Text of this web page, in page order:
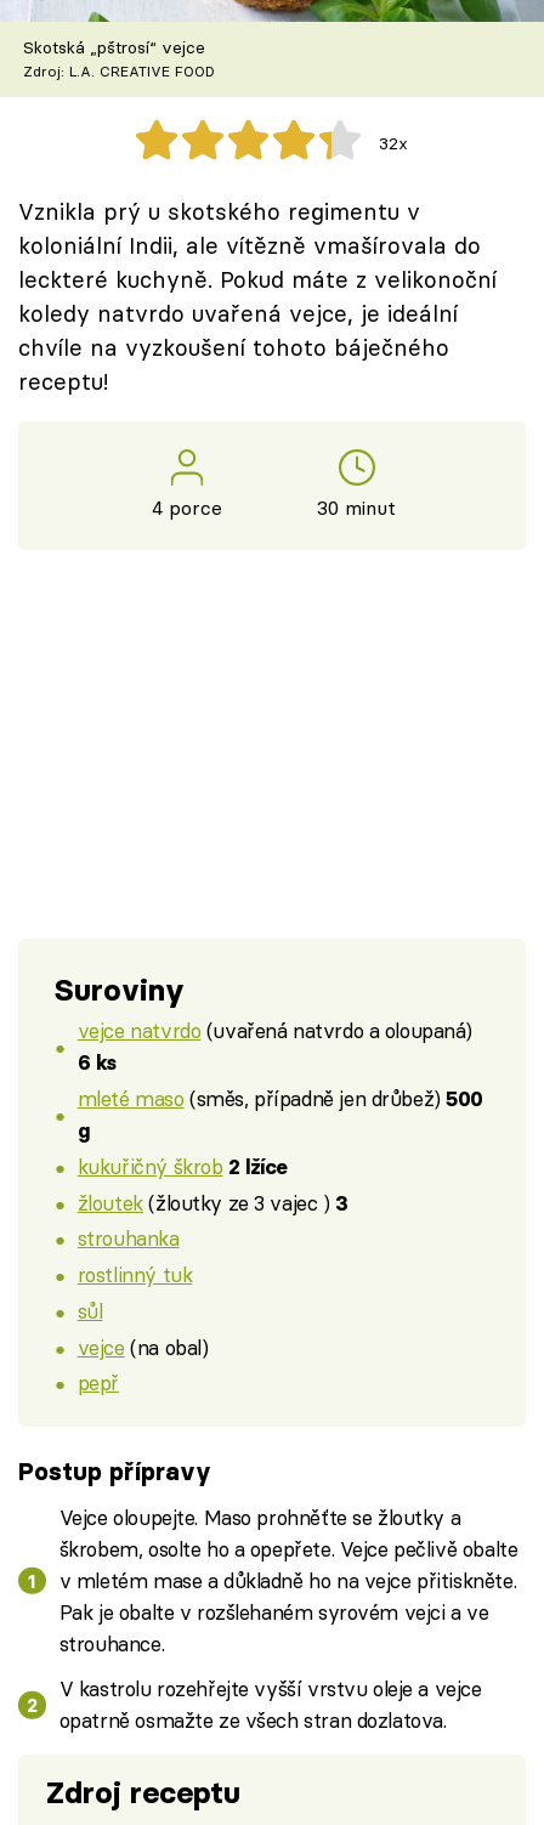
Škola vaření
Recepty z TV
Speciál: Cuketa
Těhotnej kuchař
Sledujte prima+
Přihlášení
Skotská „pštrosí“ vejce
Zdroj: L.A. CREATIVE FOOD
32x
Vznikla prý u skotského regimentu v
koloniální Indii, ale vítězně vmašírovala do
leckteré kuchyně. Pokud máte z velikonoční
koledy natvrdo uvařená vejce, je ideální
chvíle na vyzkoušení tohoto báječného
receptu!
4 porce 30 minut
Suroviny
vejce natvrdo (uvařená natvrdo a oloupaná)
6 ks
mleté maso (směs, případně jen drůbež)500
g
kukuřičný škrob 2 lžíce
žloutek(žloutky ze 3 vajec ) 3
strouhanka
rostlinný tuk
sůl
vejce (na obal)
pepř
Postup přípravy
Vejce oloupejte. Maso prohněťte se žloutky a
škrobem, osolte ho a opepřete. Vejce pečlivě obalte
v mletém mase a důkladně ho na vejce přitiskněte.
Pak je obalte v rozšlehaném syrovém vejci a ve
strouhance.
V kastrolu rozehřejte vyšší vrstvu oleje a vejce
opatrně osmažte ze všech stran dozlatova.
Zdroj receptu